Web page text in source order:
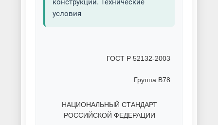
конструкций. Технические
условия